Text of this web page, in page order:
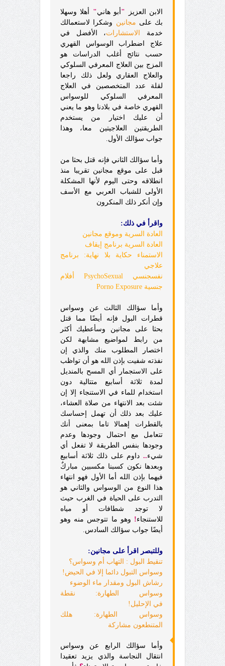
الابن العزيز " أبو هاني"
أهلا وسهلا
بك على مجانين وشكرا لاستعمالك
خدمة
الاستشارات، الأفضل في
علاج اضطراب الوسواس القهري
حسب نتائج أغلب الدراسات هو
المزج بين العلاج المعرفي السلوكي
والعلاج العقاري ولعل ذلك راجعا
لقلة عدد المتخصصين في العلاج
المعرفي السلوكي للوسواس
القهري خاصة في بلادنا وهو ما يعني
أن عليك اختيار من يستخدم
الطريقتين العلاجيتين معا، وهذا
جواب سؤالك الأول.
وأما سؤالك الثاني فإنه قتل بحثا من
قبل على موقع مجانين تقريبا منذ
انطلاقه وحتى اليوم لأنها المشكلة
الأولى للشباب العربي مع الأسف
وإن أنكر ذلك المنكرون
واقرأ في ذلك:
العادة السرية وموقع مجانين
العادة السرية برنامج إيقاف
الاستمناء حكاية بلا نهاية: برنامج
علاجي
نفسجنسي PsychoSexual أفلام
جنسية Porno Exposure
وأما سؤالك الثالث عن وسواس
قطرات البول فإنه أيضًا مما قتل
بحثا على مجانين وسأعطيك أكثر
من رابط لمواضيع مشابهة لكن
اختصار المطلوب منك والذي إن
نفذته شفيت بإذن الله هو أن تواظب
على الاستجمار أي المسح بالمنديل
لمدة ثلاثة أسابيع متتالية دون
استخدام للماء في الاستنجاء إلا إن
شئت بعد الانتهاء من صلاة العشاء،
عليك بعد ذلك أن تهمل إحساسك
بالقطرات إهمالا تاما بمعنى أنك
تتعامل مع احتمال وجودها وعدم
وجودها بنفس الطريقة لا تفعل أي
شيء.. داوم على ذلك ثلاثة أسابيع
وبعدها نكون كسبنا مكسبين مباركٌ
فيهما بإذن الله أما الأول فهو انتهاء
هذا النوع من الوسواس والثاني هو
التدرب على الحياة في الغرب حيث
لا توجد شطافات أو مياه
للاستنجاء! وهو ما تتوجس منه وهو
أيضًا جواب سؤالك السادس.
وللتبصر اقرأ على مجانين:
تنقيط البول : التهاب أم وسواس؟
وسواس التبول دائما إلا في الحيض!
رشاش البول ومقدار ماء الوضوء
وسواس الطهارة: نقطة
في الإحليل!
وسواس الطهارة: هلك
المتنطعون مشاركة
وأما سؤالك الرابع عن وسواس
انتقال النجاسة والذي يزيد تعقيدا